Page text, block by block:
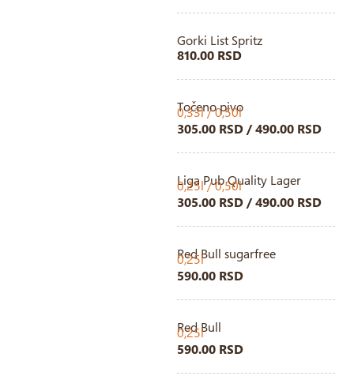
Gorki List Spritz
810.00 RSD
Točeno pivo
0,33l / 0,50l
305.00 RSD / 490.00 RSD
Liga Pub Quality Lager
0,25l / 0,50l
305.00 RSD / 490.00 RSD
Red Bull sugarfree
0,25l
590.00 RSD
Red Bull
0,25l
590.00 RSD